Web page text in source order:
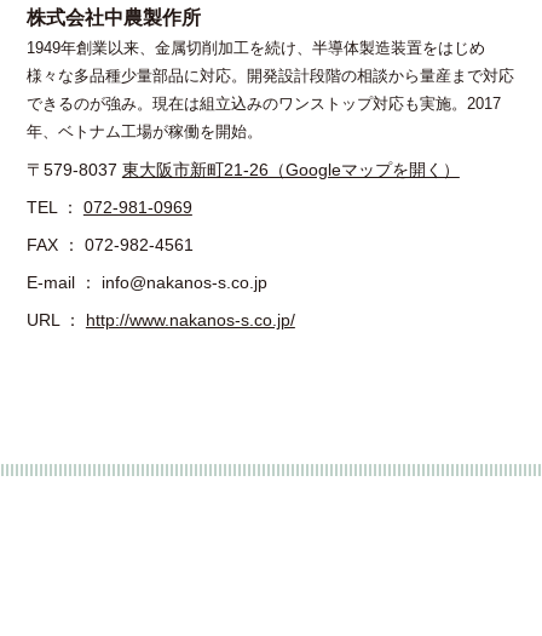
株式会社中農製作所
1949年創業以来、金属切削加工を続け、半導体製造装置をはじめ
様々な多品種少量部品に対応。開発設計段階の相談から量産まで対応
できるのが強み。現在は組立込みのワンストップ対応も実施。2017
年、ベトナム工場が稼働を開始。
〒579-8037 東大阪市新町21-26（Googleマップを開く）
TEL ： 072-981-0969
FAX ： 072-982-4561
E-mail ： info@nakanos-s.co.jp
URL ： http://www.nakanos-s.co.jp/